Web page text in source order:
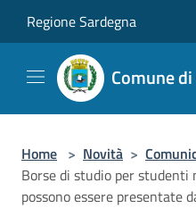
Regione Sardegna
Comune
Home > Novità >
Borse di studio per studenti
possono essere presentate